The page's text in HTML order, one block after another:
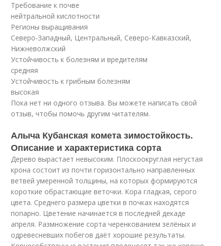
Требование к почве
нейтральной кислотности
Регионы выращивания
Северо-Западный, Центральный, Северо-Кавказский,
Нижневолжский
Устойчивость к болезням и вредителям
средняя
Устойчивость к грибным болезням
высокая
Пока нет ни одного отзыва. Вы можете написать свой
отзыв, чтобы помочь другим читателям.
Алыча Кубанская комета зимостойкость.
Описание и характеристика сорта
Дерево вырастает невысоким. Плоскоокруглая негустая
крона состоит из почти горизонтально направленных
ветвей умеренной толщины, на которых формируются
короткие обрастающие веточки. Кора гладкая, серого
цвета. Среднего размера цветки в почках находятся
попарно. Цветение начинается в последней декаде
апреля. Размножение сорта черенкованием зелёных и
одревесневших побегов даёт хорошие результаты.